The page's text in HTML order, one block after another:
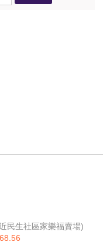
民生社區家樂福賣場)